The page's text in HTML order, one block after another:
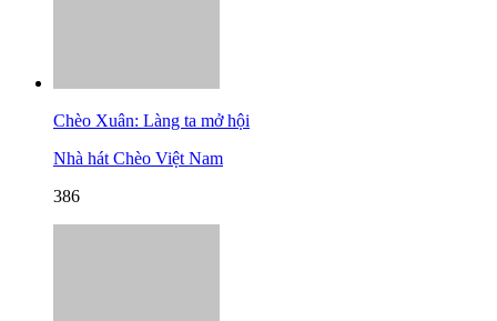
Chèo Xuân: Làng ta mở hội
Nhà hát Chèo Việt Nam
386